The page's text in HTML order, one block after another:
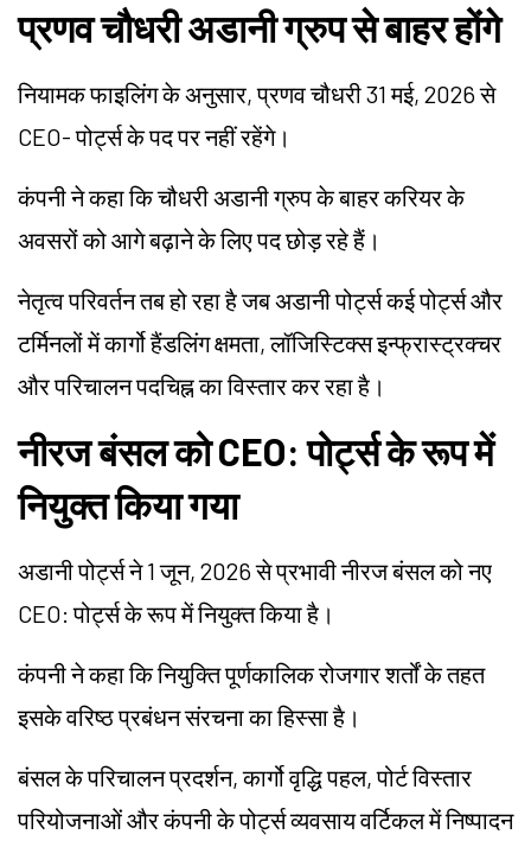
प्रणव चौधरी अडानी ग्रुप से बाहर होंगे
नियामक फाइलिंग के अनुसार, प्रणव चौधरी 31 मई, 2026 से
CEO- पोर्ट्स के पद पर नहीं रहेंगे।
कंपनी ने कहा कि चौधरी अडानी ग्रुप के बाहर करियर के
अवसरों को आगे बढ़ाने के लिए पद छोड़ रहे हैं।
नेतृत्व परिवर्तन तब हो रहा है जब अडानी पोर्ट्स कई पोर्ट्स और
टर्मिनलों में कार्गो हैंडलिंग क्षमता, लॉजिस्टिक्स इन्फ्रास्ट्रक्चर
और परिचालन पदचिह्न का विस्तार कर रहा है।
नीरज बंसल को CEO: पोर्ट्स के रूप में
नियुक्त किया गया
अडानी पोर्ट्स ने 1 जून, 2026 से प्रभावी नीरज बंसल को नए
CEO: पोर्ट्स के रूप में नियुक्त किया है।
कंपनी ने कहा कि नियुक्ति पूर्णकालिक रोजगार शर्तों के तहत
इसके वरिष्ठ प्रबंधन संरचना का हिस्सा है।
बंसल के परिचालन प्रदर्शन, कार्गो वृद्धि पहल, पोर्ट विस्तार
परियोजनाओं और कंपनी के पोर्ट्स व्यवसाय वर्टिकल में निष्पादन